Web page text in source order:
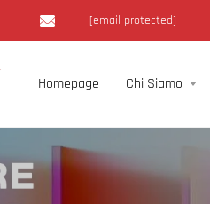
[email protected]
Homepage Chi Siamo